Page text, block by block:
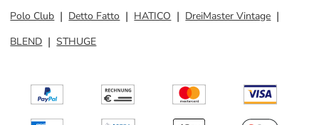
Polo Club
Detto Fatto HATICO
DreiMaster Vintage
BLEND
STHUGE